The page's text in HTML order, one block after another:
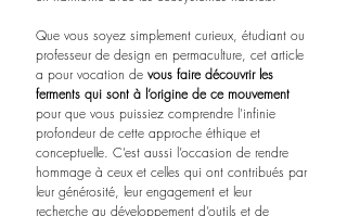
Que vous soyez simplement curieux, étudiant ou
professeur de design en permaculture, cet article
a pour vocation de vous faire découvrir les
ferments qui sont à l’origine de ce mouvement
pour que vous puissiez comprendre l’infinie
profondeur de cette approche éthique et
conceptuelle. C’est aussi l’occasion de rendre
hommage à ceux et celles qui ont contribués par
leur générosité, leur engagement et leur
recherche au développement d’outils et de